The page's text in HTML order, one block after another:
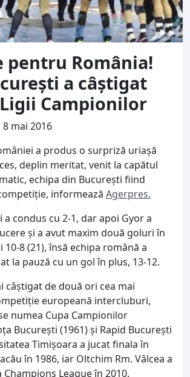
pentru România!
a câștigat
Campionilor
8 mai 2016
a produs o surpriză uriașă
deplin meritat, venit la capătul
echipa din București fiind
informează Agerpres.
a condus cu 2-1, dar apoi Gyor a
şi a avut maxim două goluri în
10-8 (21), însă echipa română a
la pauză cu un gol în plus, 13-12.
câștigat de două ori cea mai
europeană intercluburi,
numea Cupa Campionilor
București (1961) și Rapid București
Timișoara a jucat finala în
în 1986, iar Oltchim Rm. Vâlcea a
League în 2010.